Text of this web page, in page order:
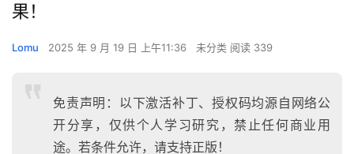
果！
Lomu 2025 年 9 月 19 日 上午11:36 未分类 阅读 339
免责声明：以下激活补丁、授权码均源自网络公
开分享，仅供个人学习研究，禁止任何商业用
途。若条件允许，请支持正版！